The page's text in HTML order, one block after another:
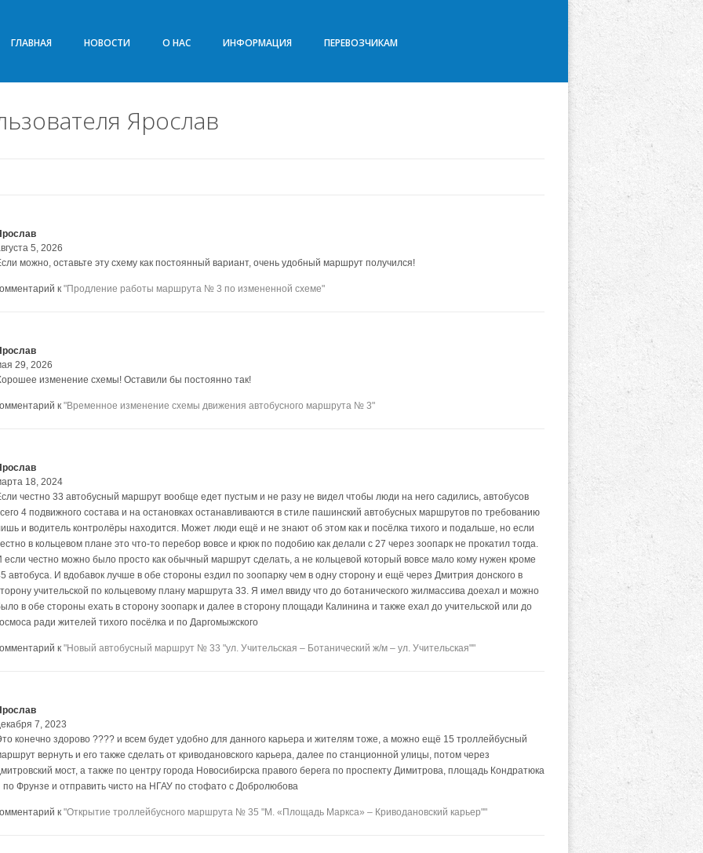
ГЛАВНАЯ НОВОСТИ О НАС ИНФОРМАЦИЯ ПЕРЕВОЗЧИКАМ
Ярослав
5, 2026
можно, оставьте эту схему как постоянный вариант, очень удобный маршрут получился!
к "Продление работы маршрута № 3 по измененной схеме"
29, 2026
изменение схемы! Оставили бы постоянно так!
к "Временное изменение схемы движения автобусного маршрута № 3"
18, 2024
честно 33 автобусный маршрут вообще едет пустым и не разу не видел чтобы люди на него садились, автобусов
4 подвижного состава и на остановках останавливаются в стиле пашинский автобусных маршрутов по требованию
и водитель контролёры находится. Может люди ещё и не знают об этом как и посёлка тихого и подальше, но если
в кольцевом плане это что-то перебор вовсе и крюк по подобию как делали с 27 через зоопарк не прокатил тогда.
если честно можно было просто как обычный маршрут сделать, а не кольцевой который вовсе мало кому нужен кроме
автобуса. И вдобавок лучше в обе стороны ездил по зоопарку чем в одну сторону и ещё через Дмитрия донского в
учительской по кольцевому плану маршрута 33. Я имел ввиду что до ботанического жилмассива доехал и можно
в обе стороны ехать в сторону зоопарк и далее в сторону площади Калинина и также ехал до учительской или до
ради жителей тихого посёлка и по Даргомыжского
к "Новый автобусный маршрут № 33 "ул. Учительская – Ботанический ж/м – ул. Учительская""
7, 2023
конечно здорово ???? и всем будет удобно для данного карьера и жителям тоже, а можно ещё 15 троллейбусный
вернуть и его также сделать от криводановского карьера, далее по станционной улицы, потом через
мост, а также по центру города Новосибирска правого берега по проспекту Димитрова, площадь Кондратюка
по Фрунзе и отправить чисто на НГАУ по стофато с Добролюбова
к "Открытие троллейбусного маршрута № 35 "М. «Площадь Маркса» – Криводановский карьер""